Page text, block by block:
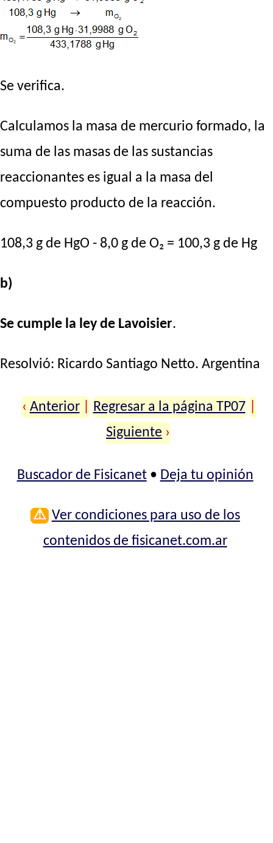
Se verifica.
Calculamos la masa de mercurio formado, la
suma de las masas de las sustancias
reaccionantes es igual a la masa del
compuesto producto de la reacción.
108,3 g de HgO - 8,0 g de O₂ = 100,3 g de Hg
b)
Se cumple la ley de Lavoisier.
Resolvió: Ricardo Santiago Netto. Argentina
‹ Anterior Regresar a la página TP07
Siguiente ›
Buscador de Fisicanet• Deja tu opinión
⚠ Ver condiciones para uso de los
contenidos de fisicanet.com.ar